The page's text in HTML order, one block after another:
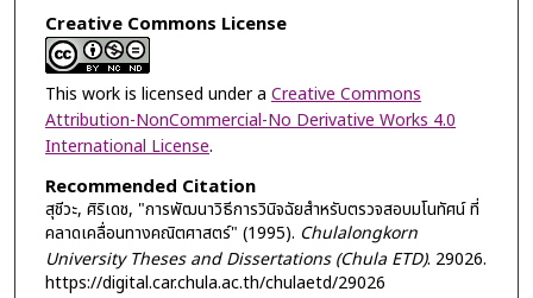
Creative Commons License
This work is licensed under a Creative Commons
Attribution-NonCommercial-No Derivative Works 4.0
International License.
Recommended Citation
สุชีวะ, ศิริเดช, "การพัฒนาวิธีการวินิจฉัยสำหรับตรวจสอบมโนทัศน์ ที่
คลาดเคลื่อนทางคณิตศาสตร์" (1995). Chulalongkorn
University Theses and Dissertations (Chula ETD). 29026.
https://digital.car.chula.ac.th/chulaetd/29026